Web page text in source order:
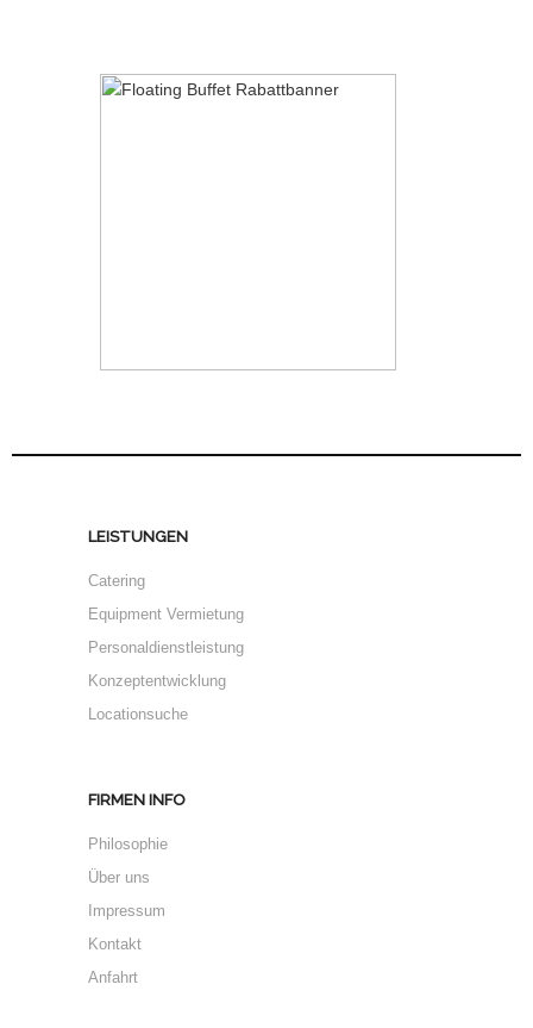
LEISTUNGEN
Catering
Equipment Vermietung
Personaldienstleistung
Konzeptentwicklung
Locationsuche
FIRMEN INFO
Philosophie
Über uns
Impressum
Kontakt
Anfahrt